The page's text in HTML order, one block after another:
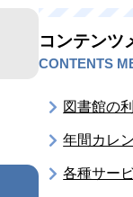
コンテンツ
CONTENTS
図書館の
年間カレ
各種サー